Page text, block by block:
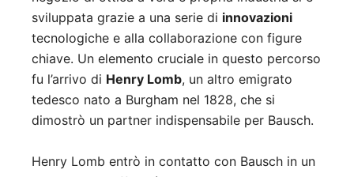
sviluppata grazie a una serie di innovazioni
tecnologiche e alla collaborazione con figure
chiave. Un elemento cruciale in questo percorso
fu l’arrivo di Henry Lomb, un altro emigrato
tedesco nato a Burgham nel 1828, che si
dimostrò un partner indispensabile per Bausch.
Henry Lomb entrò in contatto con Bausch in un